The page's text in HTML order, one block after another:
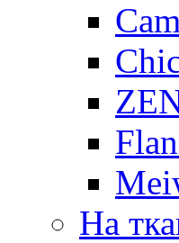
На